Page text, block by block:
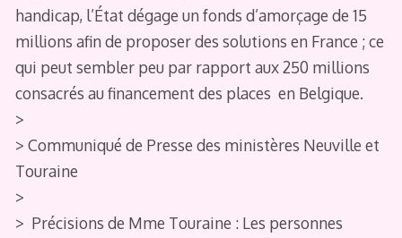
handicap, l’État dégage un fonds d’amorçage de 15
millions afin de proposer des solutions en France ; ce
qui peut sembler peu par rapport aux 250 millions
consacrés au financement des places en Belgique.
>
> Communiqué de Presse des ministères Neuville et
Touraine
>
> Précisions de Mme Touraine : Les personnes